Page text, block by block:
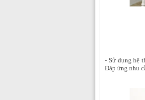
- Sử dụng hệ
Đáp ứng nhu